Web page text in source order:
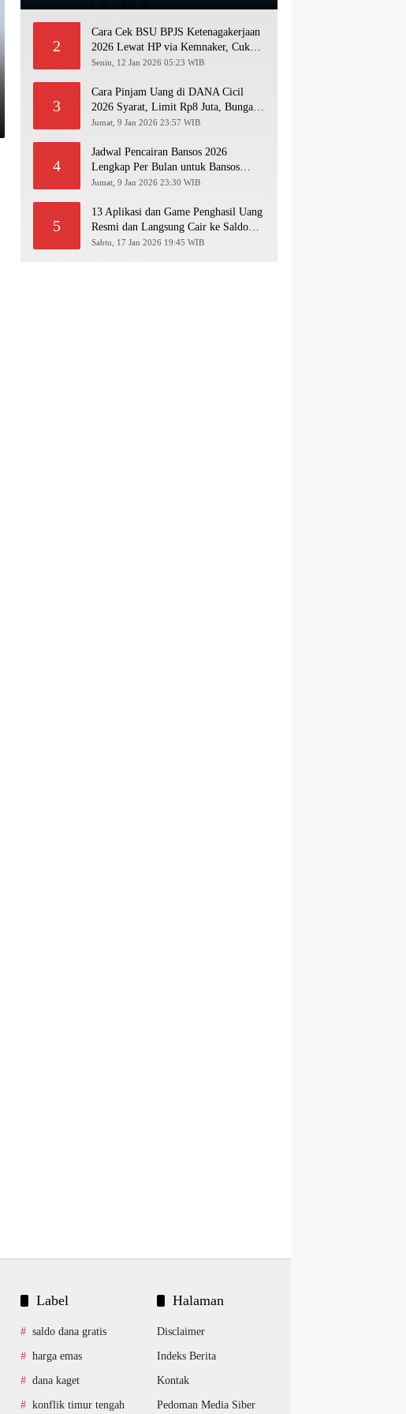
2
Cara Cek BSU BPJS Ketenagakerjaan
2026 Lewat HP via Kemnaker, Cukup
Pakai NIK KTP!
Senin, 12 Jan 2026 05:23 WIB
3
Cara Pinjam Uang di DANA Cicil
2026 Syarat, Limit Rp8 Juta, Bunga &
Langkah Pengajuan Lengkap
Jumat, 9 Jan 2026 23:57 WIB
4
Jadwal Pencairan Bansos 2026
Lengkap Per Bulan untuk Bansos
PKH, BPNT, PIP, BLT Kesra
Jumat, 9 Jan 2026 23:30 WIB
5
13 Aplikasi dan Game Penghasil Uang
Resmi dan Langsung Cair ke Saldo
Dana 2026
Sabtu, 17 Jan 2026 19:45 WIB
Label
saldo dana gratis
harga emas
dana kaget
konflik timur tengah
Halaman
Disclaimer
Indeks Berita
Kontak
Pedoman Media Siber